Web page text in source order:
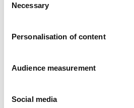
Selection
Necessary
Personalisation of content
Audience measurement
Social media